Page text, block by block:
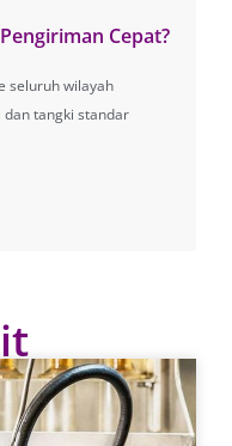
Cepat?
seluruh wilayah
tangki standar